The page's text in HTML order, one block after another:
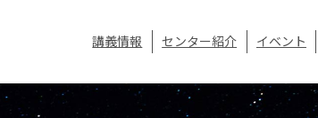
講義情報 センター紹介 イベント